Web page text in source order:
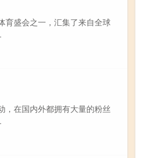
育盛会之一，汇集了来自全球
，在国内外都拥有大量的粉丝